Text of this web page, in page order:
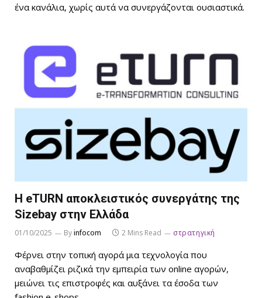
ένα κανάλια, χωρίς αυτά να συνεργάζονται ουσιαστικά.
Η eTURN αποκλειστικός συνεργάτης της
Sizebay στην Ελλάδα
01/10/2025 Byinfocom 2 Mins Read στρατηγική
Φέρνει στην τοπική αγορά μια τεχνολογία που
αναβαθμίζει ριζικά την εμπειρία των online αγορών,
μειώνει τις επιστροφές και αυξάνει τα έσοδα των